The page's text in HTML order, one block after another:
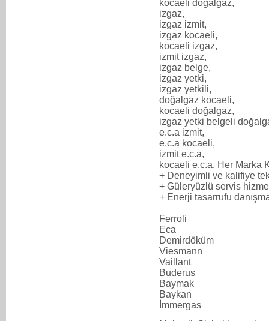
kocaeli doğalgaz,
izgaz,
izgaz izmit,
izgaz kocaeli,
kocaeli izgaz,
izmit izgaz,
izgaz belge,
izgaz yetki,
izgaz yetkili,
doğalgaz kocaeli,
kocaeli doğalgaz,
izgaz yetki belgeli
e.c.a izmit,
e.c.a kocaeli,
izmit e.c.a,
kocaeli e.c.a, Her Marka
+ Deneyimli ve kalifiye
+ Güleryüzlü servis
+ Enerji tasarrufu
Ferroli
Eca
Demirdöküm
Viesmann
Vaillant
Buderus
Baymak
Baykan
İmmergas